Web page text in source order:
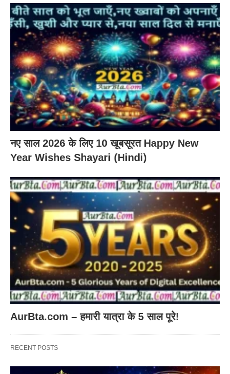
नए साल 2026 के लिए 10 खूबसूरत Happy New
Year Wishes Shayari (Hindi)
AurBta.com – हमारी यात्रा के 5 साल पूरे!
RECENT POSTS